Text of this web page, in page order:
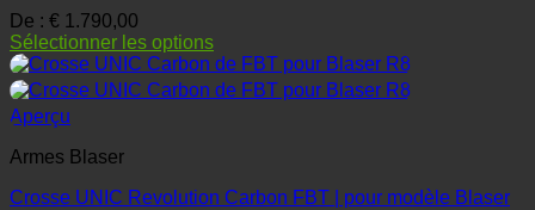
De : € 1.790,00
Sélectionner les options
Aperçu
Armes Blaser
Crosse UNIC Revolution Carbon FBT | pour modèle Blaser